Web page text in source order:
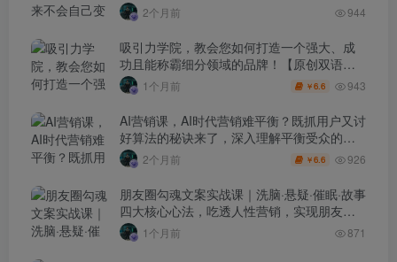
2个月前 944
吸引力学院，教会您如何打造一个强大、成
功且能称霸细分领域的品牌！【原创双语字
幕】 1个月前 ￥6.6 943
AI营销课，AI时代营销难平衡？既抓用户又讨
好算法的秘诀来了，深入理解平衡受众的需
求【原创双语字幕】
2个月前 ￥6.6 926
朋友圈勾魂文案实战课｜洗脑·悬疑·催眠·故事
四大核心心法，吃透人性营销，实现朋友圈
不销而售被动成交
1个月前 871